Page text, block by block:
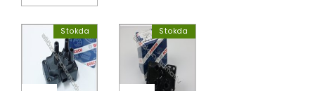
Stokda Stokda